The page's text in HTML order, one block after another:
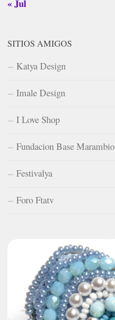
« Jul
SITIOS AMIGOS
Katya Design
Imale Design
I Love Shop
Fundacion Base Marambio
Festivalya
Foro Ftatv